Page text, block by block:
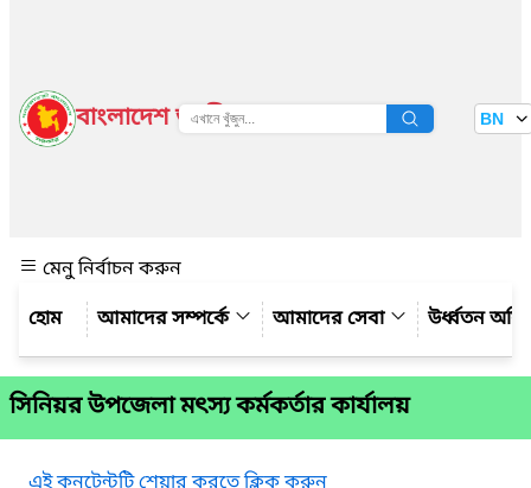
বাংলাদেশ জাতীয় তথ্য বাতায়ন BN
মেনু নির্বাচন করুন
আমাদের সম্পর্কে
আমাদের সেবা উর্ধ্বতন
সিনিয়র উপজেলা মৎস্য কর্মকর্তার কার্যালয়